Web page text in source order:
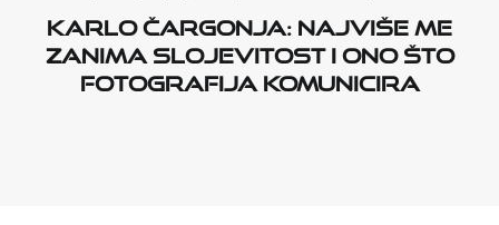
Karlo Čargonja: Najviše me
zanima slojevitost i ono što
fotografija komunicira